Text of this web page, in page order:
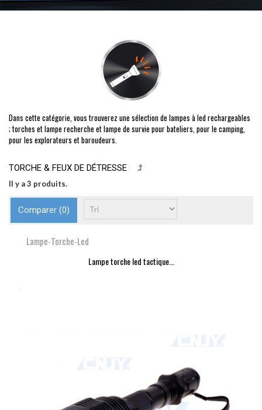
Dans cette catégorie, vous trouverez une sélection de lampes à led rechargeables
; torches et lampe recherche et lampe de survie pour bateliers, pour le camping,
pour les explorateurs et baroudeurs.
TORCHE & FEUX DE DÉTRESSE
Il y a 3 produits.
Comparer (0)
Lampe-Torche-Led
Lampe torche led tactique...